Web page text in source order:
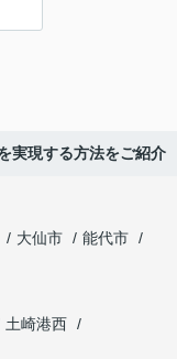
実現する方法をご紹介
大仙市
能代市
土崎港西